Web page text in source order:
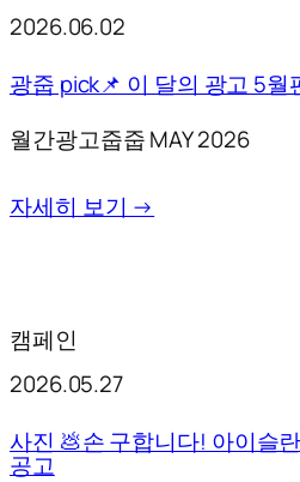
2026.06.02
광줍 pick📌 이 달의 광고 5월
월간광고줍줍 MAY 2026
자세히 보기 →
캠페인
2026.05.27
사진 💩손 구합니다! 아이슬
공고